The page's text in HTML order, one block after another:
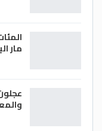
مار